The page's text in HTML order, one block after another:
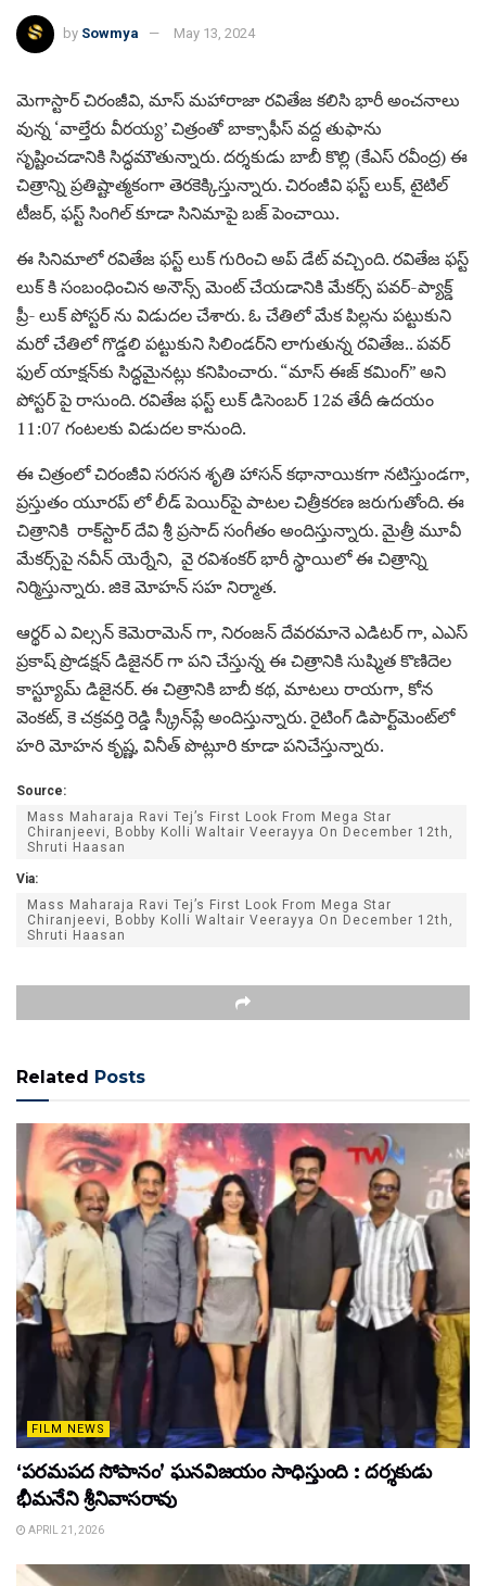
by Sowmya May 13, 2024
మెగాస్టార్ చిరంజీవి, మాస్ మహారాజా రవితేజ కలిసి భారీ అంచనాలు
వున్న ‘వాల్తేరు వీరయ్య’ చిత్రంతో బాక్సాఫీస్ వద్ద తుఫాను
సృష్టించడానికి సిద్ధమౌతున్నారు. దర్శకుడు బాబీ కొల్లి (కేఎస్ రవీంద్ర) ఈ
చిత్రాన్ని ప్రతిష్టాత్మకంగా తెరకెక్కిస్తున్నారు. చిరంజీవి ఫస్ట్ లుక్, టైటిల్
టీజర్, ఫస్ట్ సింగిల్ కూడా సినిమాపై బజ్ పెంచాయి.
ఈ సినిమాలో రవితేజ ఫస్ట్ లుక్ గురించి అప్‌ డేట్ వచ్చింది. రవితేజ ఫస్ట్
లుక్‌ కి సంబంధించిన అనౌన్స్ మెంట్ చేయడానికి మేకర్స్ పవర్-ప్యాక్డ్
ప్రీ- లుక్ పోస్టర్‌ ను విడుదల చేశారు. ఓ చేతిలో మేక పిల్లను పట్టుకుని
మరో చేతిలో గొడ్డలి పట్టుకుని సిలిండర్‌ని లాగుతున్న రవితేజ.. పవర్
ఫుల్ యాక్షన్‌కు సిద్ధమైనట్లు కనిపించారు. “మాస్ ఈజ్ కమింగ్” అని
పోస్టర్ పై రాసుంది. రవితేజ ఫస్ట్ లుక్ డిసెంబర్ 12వ తేదీ ఉదయం
11:07 గంటలకు విడుదల కానుంది.
ఈ చిత్రంలో చిరంజీవి సరసన శృతి హాసన్ కథానాయికగా నటిస్తుండగా,
ప్రస్తుతం యూరప్‌ లో లీడ్‌ పెయిర్‌పై పాటల చిత్రీకరణ జరుగుతోంది. ఈ
చిత్రానికి రాక్‌స్టార్ దేవి శ్రీ ప్రసాద్ సంగీతం అందిస్తున్నారు. మైత్రీ మూవీ
మేకర్స్‌పై నవీన్ యెర్నేని, వై రవిశంకర్ భారీ స్థాయిలో ఈ చిత్రాన్ని
నిర్మిస్తున్నారు. జికె మోహన్ సహ నిర్మాత.
ఆర్థర్ ఎ విల్సన్ కెమెరామెన్ గా, నిరంజన్‌ దేవరమానె ఎడిటర్‌ గా, ఎఎస్‌
ప్రకాష్‌ ప్రొడక్షన్‌ డిజైనర్‌ గా పని చేస్తున్న ఈ చిత్రానికి సుష్మిత కొణిదెల
కాస్ట్యూమ్ డిజైనర్. ఈ చిత్రానికి బాబీ కథ, మాటలు రాయగా, కోన
వెంకట్, కె చక్రవర్తి రెడ్డి స్క్రీన్‌ప్లే అందిస్తున్నారు. రైటింగ్ డిపార్ట్‌మెంట్‌లో
హరి మోహన కృష్ణ, వినీత్ పొట్లూరి కూడా పనిచేస్తున్నారు.
Source:
Mass Maharaja Ravi Tej’s First Look From Mega Star
Chiranjeevi, Bobby Kolli Waltair Veerayya On December 12th,
Shruti Haasan
Via:
Mass Maharaja Ravi Tej’s First Look From Mega Star
Chiranjeevi, Bobby Kolli Waltair Veerayya On December 12th,
Shruti Haasan
Related Posts
FILM NEWS
‘పరమపద సోపానం’ ఘనవిజయం సాధిస్తుంది : దర్శకుడు
భీమనేని శ్రీనివాసరావు
APRIL 21, 2026